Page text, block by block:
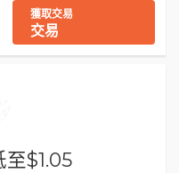
獲取交易
交易
$1.05